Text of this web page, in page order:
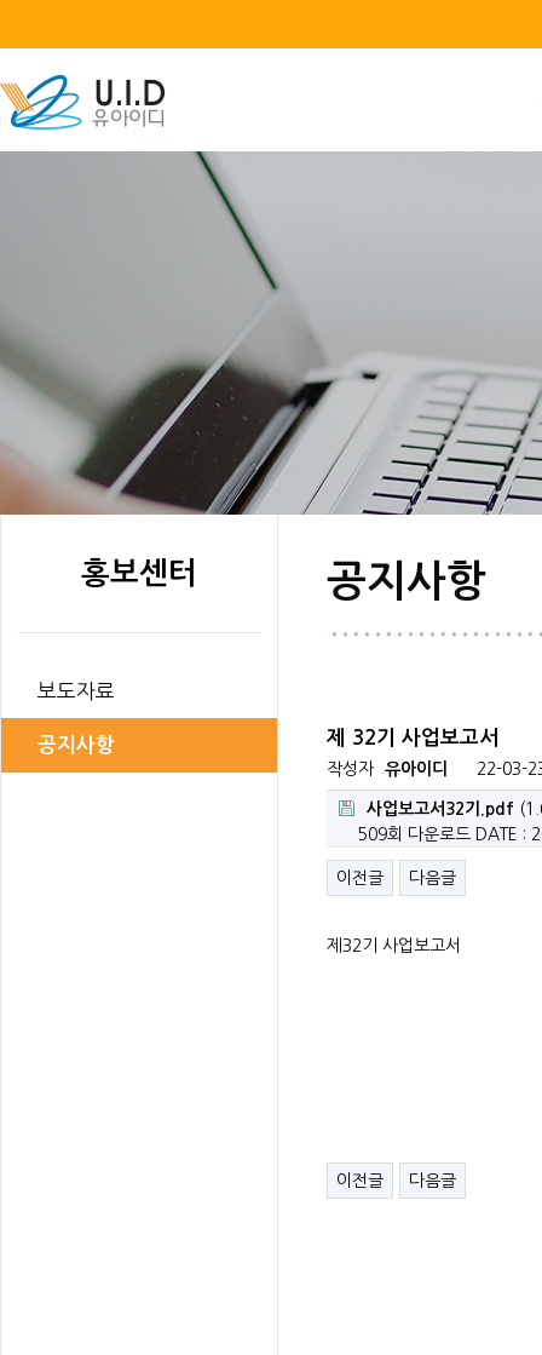
홍보센터
보도자료
공지사항
공지사항
제 32기 사업보고서
작성자 유아이디 22-03-
사업보고서32기.pdf
509회 다운로드
DATE :
이전글 다음글
제32기 사업보고서
이전글 다음글